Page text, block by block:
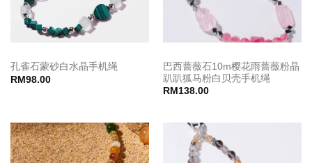
孔雀石蒙砂白水晶手机绳
RM98.00
巴西蔷薇石10m樱花雨蔷薇粉晶
趴趴狐马粉白贝壳手机绳
RM 138.00